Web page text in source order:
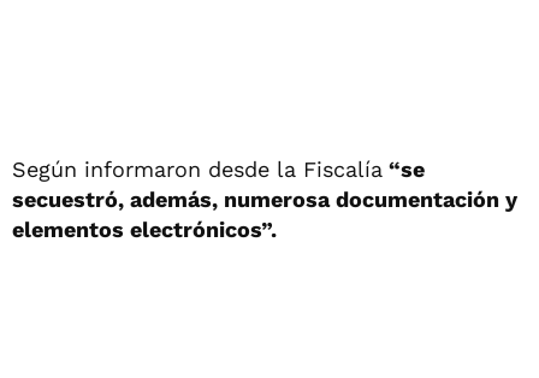
Según informaron desde la Fiscalía “se
secuestró, además, numerosa documentación y
elementos electrónicos”.